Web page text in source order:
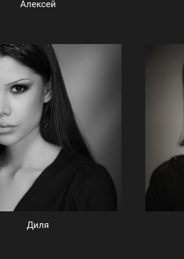
Алексей
Диля